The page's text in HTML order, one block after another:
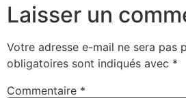
Laisser un
Votre adresse e-mail ne sera pas
obligatoires sont indiqués avec *
Commentaire *